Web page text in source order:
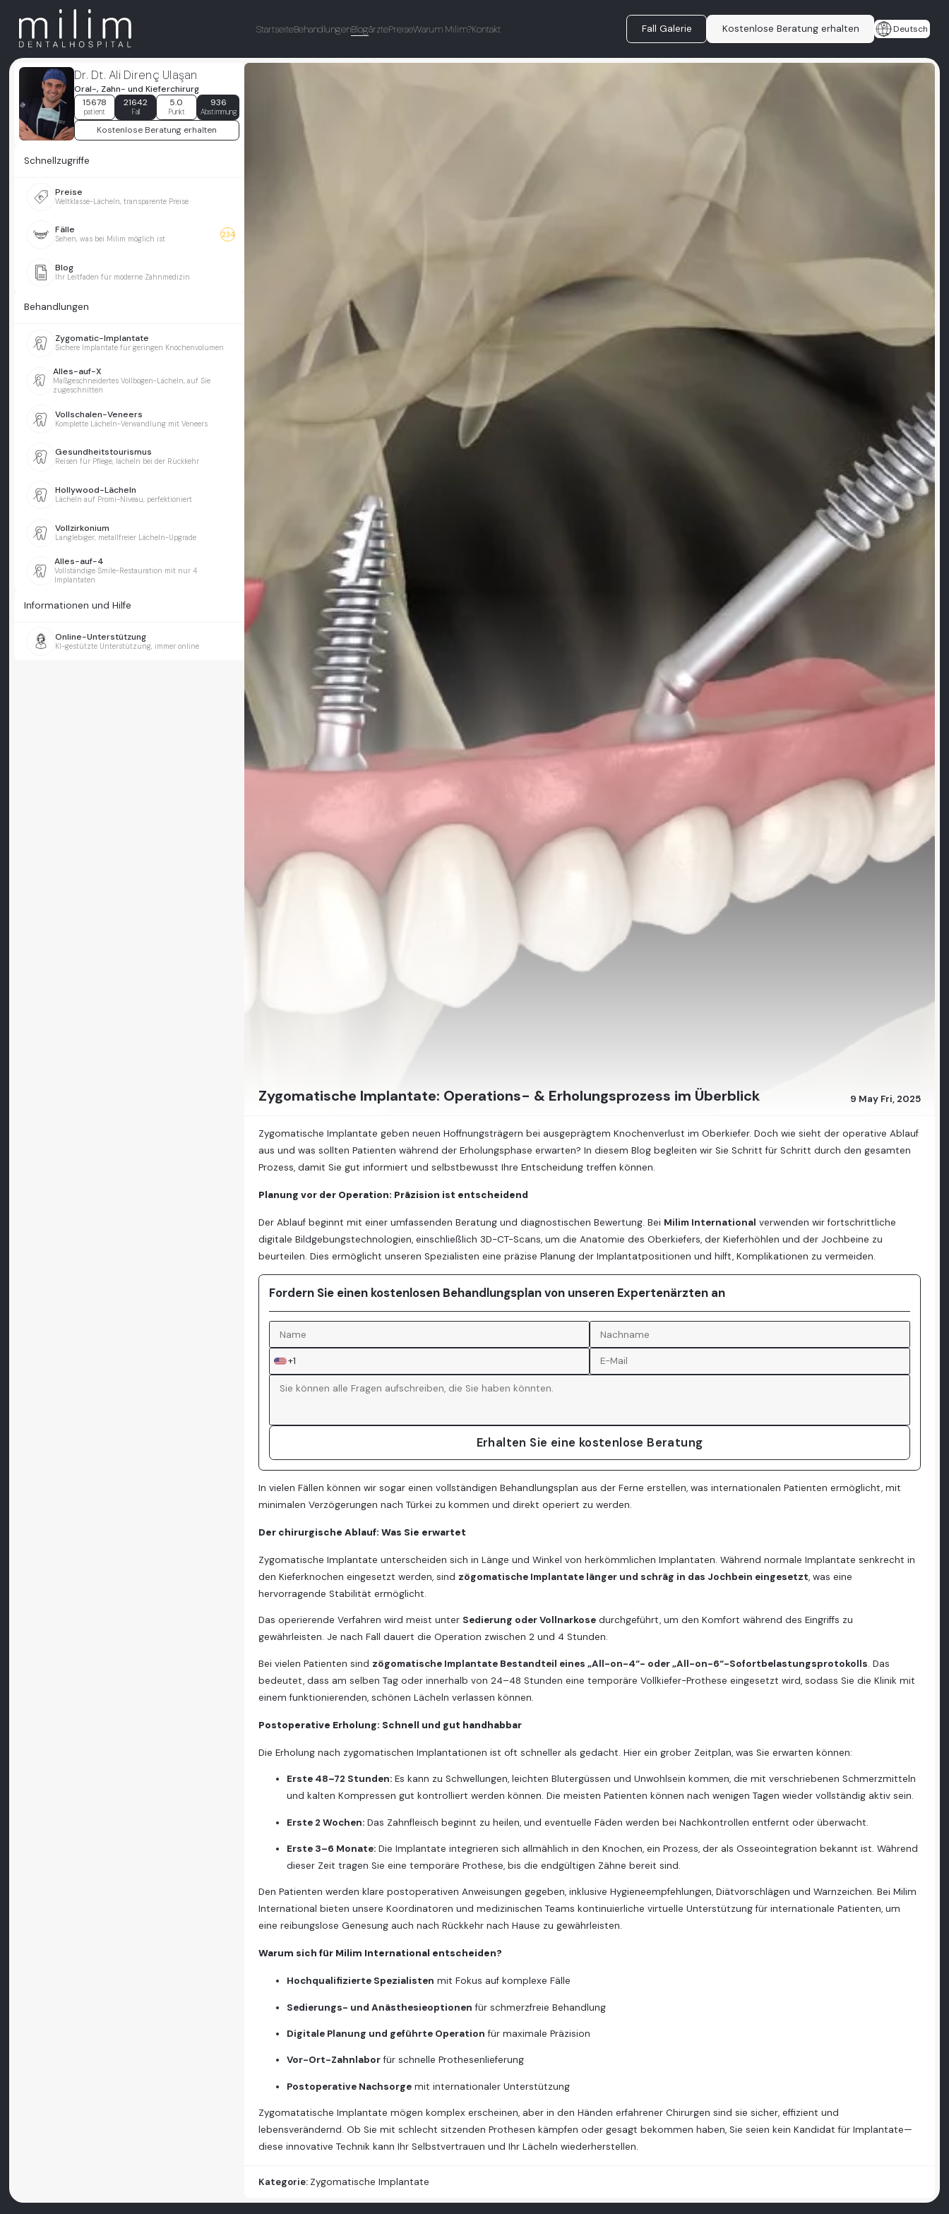
StartseiteBehandlungenBlogärztePreiseWarum Milim?Kontakt Fall Galerie Kostenlose Beratung erhalten Deutsch
Dr. Dt. Ali Direnç Ulaşan
Oral-, Zahn- und Kieferchirurg
15678
patient
21642
Fall
5.0
Punkt
936
Abstimmung
Kostenlose Beratung erhalten
Schnellzugriffe
Preise
Weltklasse-Lächeln, transparente Preise
Fälle
Sehen, was bei Milim möglich ist 234
Blog
Ihr Leitfaden für moderne Zahnmedizin
Behandlungen
Zygomatic-Implantate
Sichere Implantate für geringen Knochenvolumen
Alles-auf-X
Maßgeschneidertes Vollbogen-Lächeln, auf Sie
zugeschnitten
Vollschalen-Veneers
Komplette Lächeln-Verwandlung mit Veneers
Gesundheitstourismus
Reisen für Pflege, lächeln bei der Rückkehr
Hollywood-Lächeln
Lächeln auf Promi-Niveau, perfektioniert
Vollzirkonium
Langlebiger, metallfreier Lächeln-Upgrade
Alles-auf-4
Vollständige Smile-Restauration mit nur 4
Implantaten
Informationen und Hilfe
Online-Unterstützung
KI-gestützte Unterstützung, immer online
Zygomatische Implantate: Operations- & Erholungsprozess im Überblick 9 May Fri, 2025
Zygomatische Implantate geben neuen Hoffnungsträgern bei ausgeprägtem Knochenverlust im Oberkiefer. Doch wie sieht der operative Ablauf
aus und was sollten Patienten während der Erholungsphase erwarten? In diesem Blog begleiten wir Sie Schritt für Schritt durch den gesamten
Prozess, damit Sie gut informiert und selbstbewusst Ihre Entscheidung treffen können.
Planung vor der Operation: Präzision ist entscheidend
Der Ablauf beginnt mit einer umfassenden Beratung und diagnostischen Bewertung. Bei Milim International verwenden wir fortschrittliche
digitale Bildgebungstechnologien, einschließlich 3D-CT-Scans, um die Anatomie des Oberkiefers, der Kieferhöhlen und der Jochbeine zu
beurteilen. Dies ermöglicht unseren Spezialisten eine präzise Planung der Implantatpositionen und hilft, Komplikationen zu vermeiden.
Fordern Sie einen kostenlosen Behandlungsplan von unseren Expertenärzten an
+1
Erhalten Sie eine kostenlose Beratung
In vielen Fällen können wir sogar einen vollständigen Behandlungsplan aus der Ferne erstellen, was internationalen Patienten ermöglicht, mit
minimalen Verzögerungen nach Türkei zu kommen und direkt operiert zu werden.
Der chirurgische Ablauf: Was Sie erwartet
Zygomatische Implantate unterscheiden sich in Länge und Winkel von herkömmlichen Implantaten. Während normale Implantate senkrecht in
den Kieferknochen eingesetzt werden, sind zögomatische Implantate länger und schräg in das Jochbein eingesetzt, was eine
hervorragende Stabilität ermöglicht.
Das operierende Verfahren wird meist unter Sedierung oder Vollnarkose durchgeführt, um den Komfort während des Eingriffs zu
gewährleisten. Je nach Fall dauert die Operation zwischen 2 und 4 Stunden.
Bei vielen Patienten sind zögomatische Implantate Bestandteil eines „All-on-4“- oder „All-on-6“-Sofortbelastungsprotokolls. Das
bedeutet, dass am selben Tag oder innerhalb von 24–48 Stunden eine temporäre Vollkiefer-Prothese eingesetzt wird, sodass Sie die Klinik mit
einem funktionierenden, schönen Lächeln verlassen können.
Postoperative Erholung: Schnell und gut handhabbar
Die Erholung nach zygomatischen Implantationen ist oft schneller als gedacht. Hier ein grober Zeitplan, was Sie erwarten können:
Erste 48–72 Stunden: Es kann zu Schwellungen, leichten Blutergüssen und Unwohlsein kommen, die mit verschriebenen Schmerzmitteln
und kalten Kompressen gut kontrolliert werden können. Die meisten Patienten können nach wenigen Tagen wieder vollständig aktiv sein.
Erste 2 Wochen: Das Zahnfleisch beginnt zu heilen, und eventuelle Fäden werden bei Nachkontrollen entfernt oder überwacht.
Erste 3–6 Monate: Die Implantate integrieren sich allmählich in den Knochen, ein Prozess, der als Osseointegration bekannt ist. Während
dieser Zeit tragen Sie eine temporäre Prothese, bis die endgültigen Zähne bereit sind.
Den Patienten werden klare postoperativen Anweisungen gegeben, inklusive Hygieneempfehlungen, Diätvorschlägen und Warnzeichen. Bei Milim
International bieten unsere Koordinatoren und medizinischen Teams kontinuierliche virtuelle Unterstützung für internationale Patienten, um
eine reibungslose Genesung auch nach Rückkehr nach Hause zu gewährleisten.
Warum sich für Milim International entscheiden?
Hochqualifizierte Spezialisten mit Fokus auf komplexe Fälle
Sedierungs- und Anästhesieoptionen für schmerzfreie Behandlung
Digitale Planung und geführte Operation für maximale Präzision
Vor-Ort-Zahnlaborfür schnelle Prothesenlieferung
Postoperative Nachsorge mit internationaler Unterstützung
Zygomatatische Implantate mögen komplex erscheinen, aber in den Händen erfahrener Chirurgen sind sie sicher, effizient und
lebensverändernd. Ob Sie mit schlecht sitzenden Prothesen kämpfen oder gesagt bekommen haben, Sie seien kein Kandidat für Implantate—
diese innovative Technik kann Ihr Selbstvertrauen und Ihr Lächeln wiederherstellen.
Kategorie: Zygomatische Implantate